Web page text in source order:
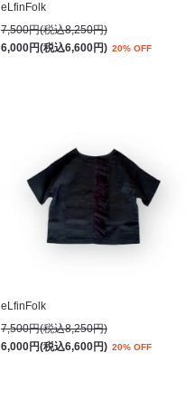
eLfinFolk
7,500円(税込8,250円)
6,000円(税込6,600円) 20% OFF
eLfinFolk
7,500円(税込8,250円)
6,000円(税込6,600円) 20% OFF